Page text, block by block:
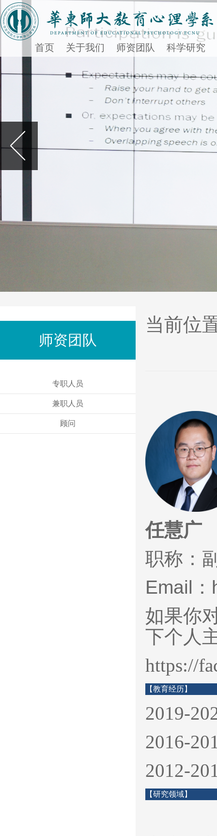
首页 关于我们 师资团队 科学研究
师资团队
专职人员
兼职人员
顾问
当前位
任慧广
职称：
Email
如果你
下个人
https://
【教育经历】
2019-
2016-
2012-
【研究领域】